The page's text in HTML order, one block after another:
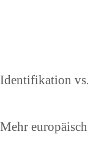
Vorheriger
Identifikation
Nächster
Mehr